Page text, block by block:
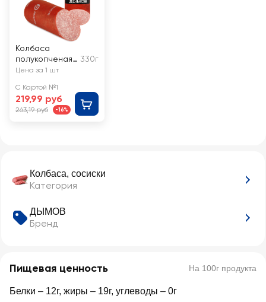
Колбаса, сосиски
Категория
ДЫМОВ
Бренд
Пищевая ценность На 100г продукта
Белки – 12г, жиры – 19г, углеводы – 0г
Колбаса
полукопченая
ДЫМОВ
Венская со
срезом
330г
Цена за 1 шт
С Картой №1
219,99 руб
263,19 руб -16%